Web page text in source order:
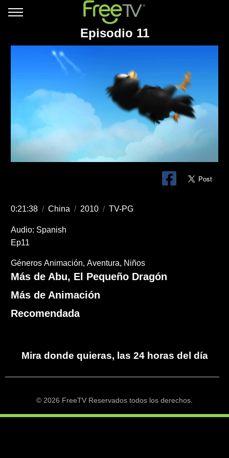
Episodio 11
0:21:38 / China / 2010 / TV-PG
Audio: Spanish
Ep11
Géneros Animación Aventura Niños
Más de Abu, El Pequeño Dragón
Más de Animación
Recomendada
Mira donde quieras, las 24 horas del día
© 2026 FreeTV Reservados todos los derechos.